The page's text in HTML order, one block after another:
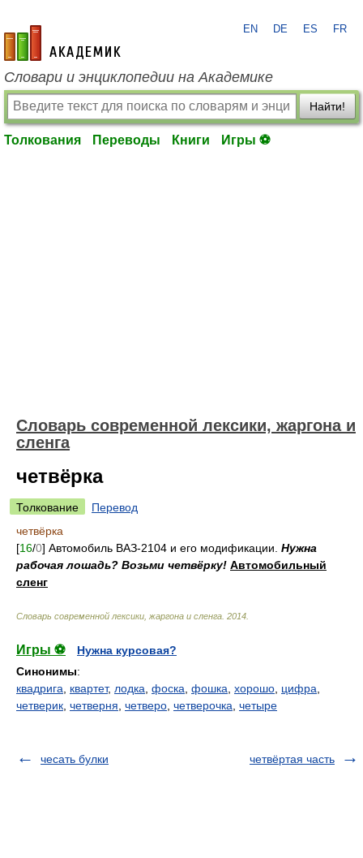
academic.ru
EN DE ES FR
Словари и энциклопедии на Академике
Найти!
Толкования Переводы Книги Игры ⚽
Cловарь современной лексики, жаргона и
сленга
четвёрка
Толкование
Перевод
четвёрка
[16/0] Автомобиль ВАЗ-2104 и его модификации. Нужна
рабочая лошадь? Возьми четвёрку! Автомобильный
сленг
Cловарь современной лексики, жаргона и сленга 2014
Игры ⚽
Нужна курсовая?
Синонимы:
квадрига
квартет, лодка фоска фошка хорошо цифра
четверик четверня четверо четверочка четыре
чесать булки четвёртая часть